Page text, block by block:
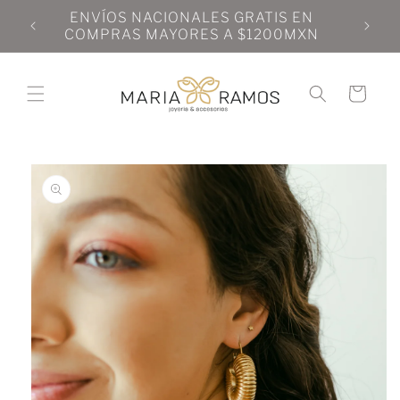
directamente
al contenido
ENVÍOS NACIONALES GRATIS EN
COMPRAS MAYORES A $1200MXN
Carrito
directamente
información
del producto